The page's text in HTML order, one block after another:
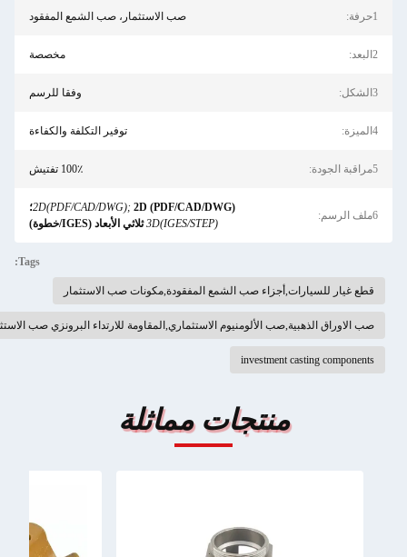
صب الاستثمار، صب الشمع المفقود
مخصصة
وفقا للرسم
توفير التكلفة والكفاءة
2D(PDF/CAD/DWG); 2D (PDF/CAD/DWG)؛
3D(IGES/STEP) ثلاثي الأبعاد (IGES/خطوة)
قطع غيار للسيارات,أجزاء صب الشمع المفقودة,مكونات صب الاستثمار
صب الاوراق الذهبية,صب الألومنيوم الاستثماري,المقاومة للارتداء البرونزي صب الاستثمار
investment casting components
منتجات مماثلة